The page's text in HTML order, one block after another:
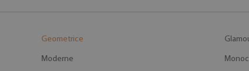
Geometrice
Moderne